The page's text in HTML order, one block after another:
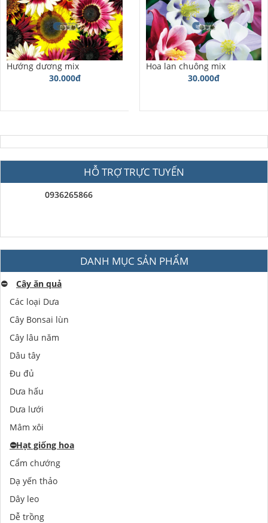
Hướng dương mix
30.000đ
Hoa lan chuông mix
30.000đ
HỖ TRỢ TRỰC TUYẾN
0936265866
DANH MỤC SẢN PHẨM
⛔️
Cây ăn quả
Các loại Dưa
Cây Bonsai lùn
Cây lâu năm
Dâu tây
Đu đủ
Dưa hấu
Dưa lưới
Mâm xôi
⛔️Hạt giống hoa
Cẩm chướng
Dạ yến thảo
Dây leo
Dễ trồng